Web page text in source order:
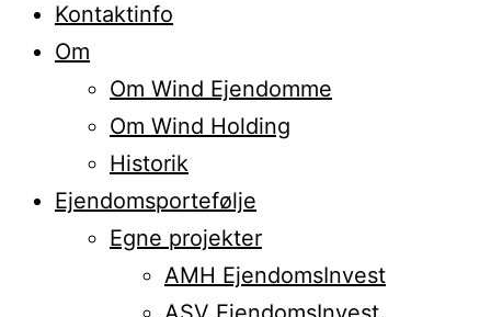
Kontaktinfo
Om
Om Wind Ejendomme
Om Wind Holding
Historik
Ejendomsportefølje
Egne projekter
AMH EjendomsInvest